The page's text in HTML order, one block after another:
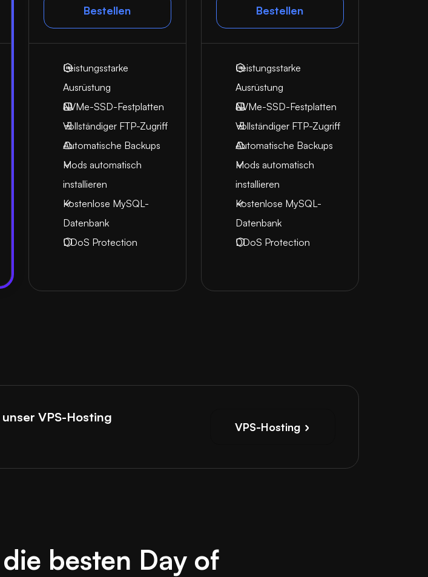
Bestellen
Leistungsstarke
Ausrüstung
NVMe-SSD-Festplatten
Vollständiger FTP-Zugriff
Automatische Backups
Mods automatisch
installieren
Kostenlose MySQL-
Datenbank
DDoS Protection
Bestellen
Leistungsstarke
Ausrüstung
NVMe-SSD-Festplatten
Vollständiger FTP-Zugriff
Automatische Backups
Mods automatisch
installieren
Kostenlose MySQL-
Datenbank
DDoS Protection
VPS-Hosting
VPS-Hosting
besten Day of